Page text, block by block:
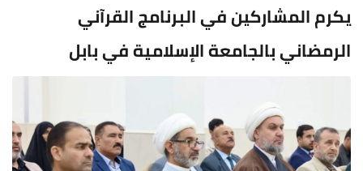
يكرم المشاركين في البرنامج القرآني
الرمضاني بالجامعة الإسلامية في بابل